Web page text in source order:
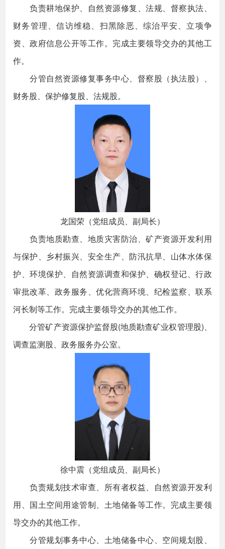
负责耕地保护、自然资源修复、法规、督察执法、
财务管理、信访维稳、扫黑除恶、综治平安、立项争
资、政府信息公开等工作。完成主要领导交办的其他工
作。
分管自然资源修复事务中心、督察股（执法股）、
财务股、保护修复股、法规股。
龙国荣（党组成员、副局长）
负责地质勘查、地质灾害防治、矿产资源开发利用
与保护、乡村振兴、安全生产、防汛抗旱、山体水体保
护、环境保护、自然资源调查和保护、确权登记、行政
审批改革、政务服务、优化营商环境、纪检监察、联系
河长制等工作。完成主要领导交办的其他工作。
分管矿产资源保护监督股(地质勘查矿业权管理股)、
调查监测股、政务服务办公室。
徐中震（党组成员、副局长）
负责规划技术审查、所有者权益、自然资源开发利
用、国土空间用途管制、土地储备等工作。完成主要领
导交办的其他工作。
分管规划事务中心、土地储备中心、空间规划股、